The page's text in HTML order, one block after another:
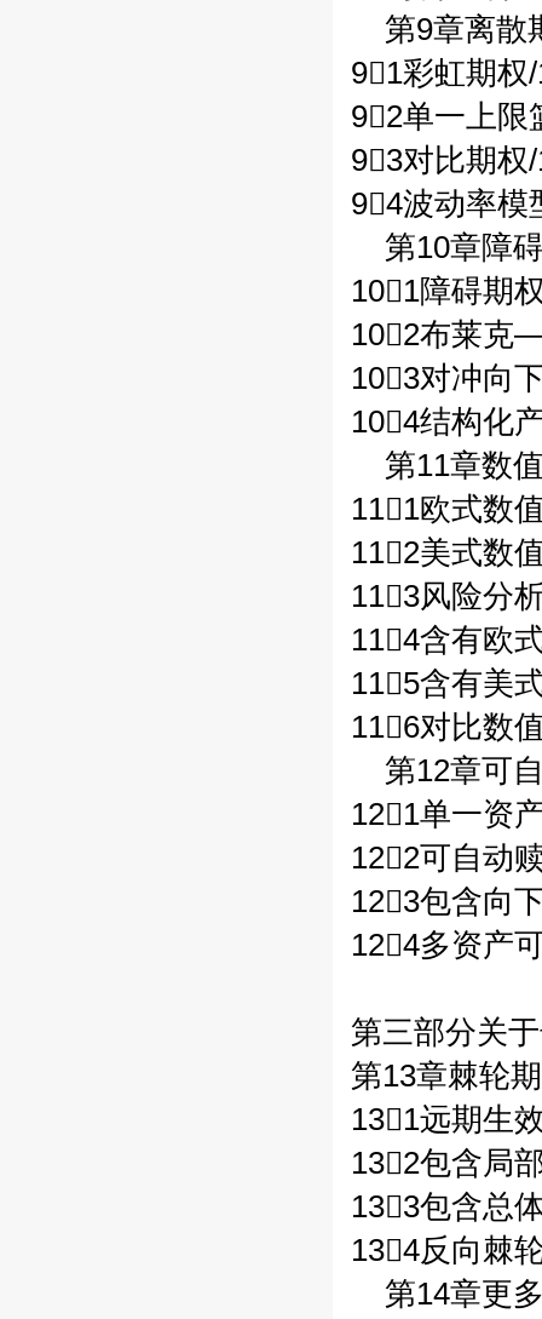
第9章离散
91彩虹期权
92单一上限
93对比期权
94波动率模
第10章障
101障碍期
102布莱克
103对冲向
104结构化
第11章数
111欧式数
112美式数
113风险分
114含有欧
115含有美
116对比数
第12章可
121单一资
122可自动
123包含向
124多资产
第三部分关
第13章棘轮
131远期生
132包含局
133包含总
134反向棘
第14章更